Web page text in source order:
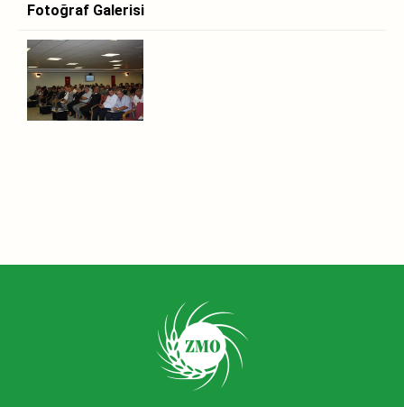
Fotoğraf Galerisi